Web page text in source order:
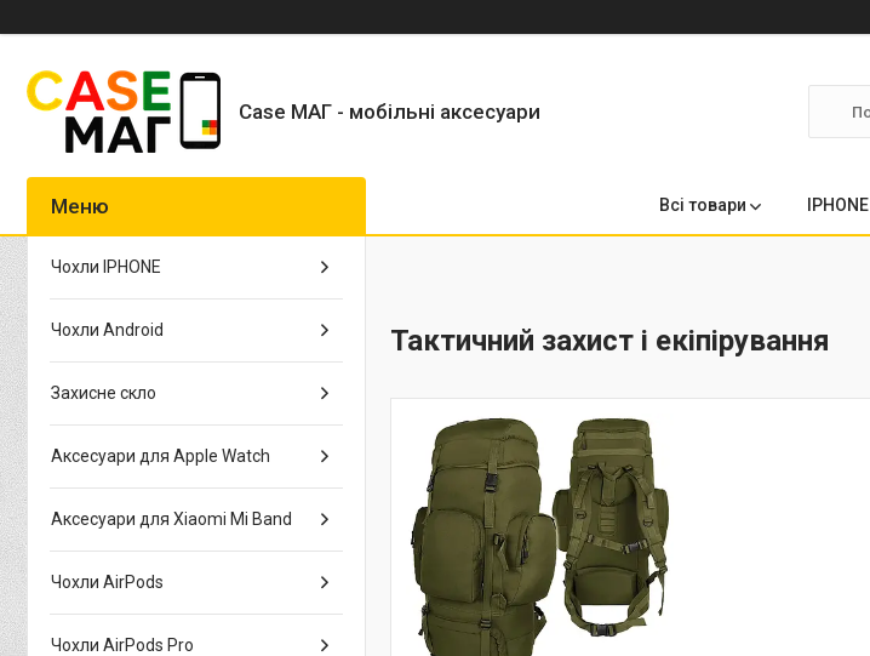
Case МАГ - мобільні аксесуари
Всі товари IPHONE
Тактичний захист і екіпірування
Чохли IPHONE
Чохли Android
Захисне скло
Аксесуари для Apple Watch
Аксесуари для Xiaomi Mi Band
Чохли AirPods
Чохли AirPods Pro